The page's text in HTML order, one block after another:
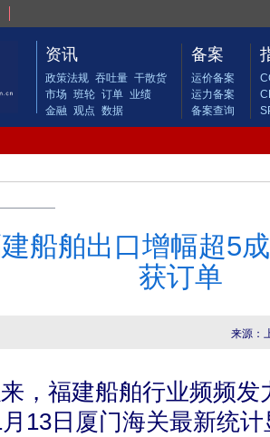
资讯
政策法规 吞吐量 干散货
市场 班轮 订单 业绩
金融 观点 数据
备案
运价备案
运力备案
备案查询
船舶出口增幅超5
获订单
来源：
福建船舶行业频频发
13日厦门海关最新统